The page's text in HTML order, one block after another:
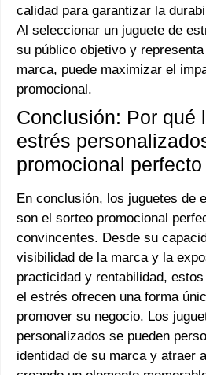
calidad para garantizar la
Al seleccionar un juguete de
su público objetivo y
marca, puede maximizar el
promocional.
Conclusión: Por qué
estrés
promocional perfecto
En conclusión, los juguetes de
son el sorteo promocional
convincentes. Desde su
visibilidad de la marca y la
practicidad y rentabilidad,
el estrés ofrecen una forma
promover su negocio. Los
personalizados se pueden
identidad de su marca y atraer